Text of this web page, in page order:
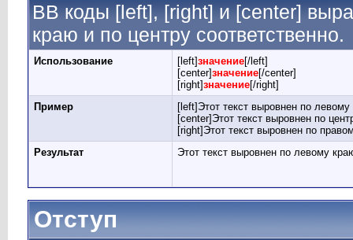
BB коды [left], [right] и [center]
краю и по центру соответственно.
Использование [left]значение[/left]
[center]значение[/center]
[right]значение[/right]
Пример
[left]Этот текст выровнен по
[center]Этот текст выровнен по
[right]Этот текст выровнен по
Результат
Этот текст выровнен по левому
Отступ